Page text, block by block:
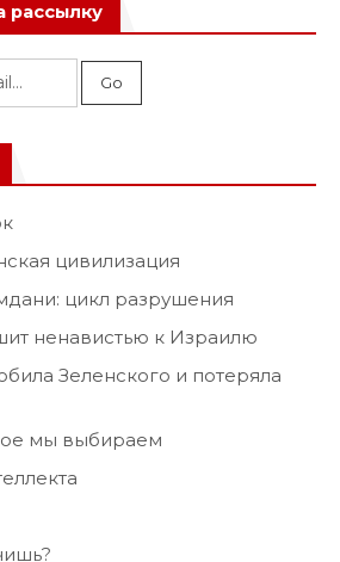
рассылку
цивилизация
цикл разрушения
ненавистью к Израилю
Зеленского и потеряла
мы выбираем